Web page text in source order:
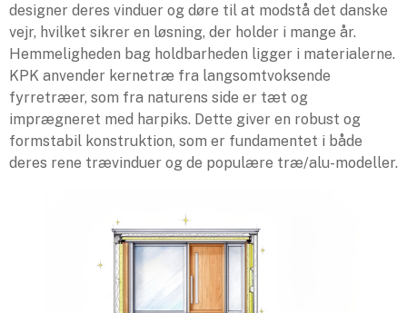
designer deres vinduer og døre til at modstå det danske
vejr, hvilket sikrer en løsning, der holder i mange år.
Hemmeligheden bag holdbarheden ligger i materialerne.
KPK anvender kernetræ fra langsomtvoksende
fyrretræer, som fra naturens side er tæt og
imprægneret med harpiks. Dette giver en robust og
formstabil konstruktion, som er fundamentet i både
deres rene trævinduer og de populære træ/alu-modeller.